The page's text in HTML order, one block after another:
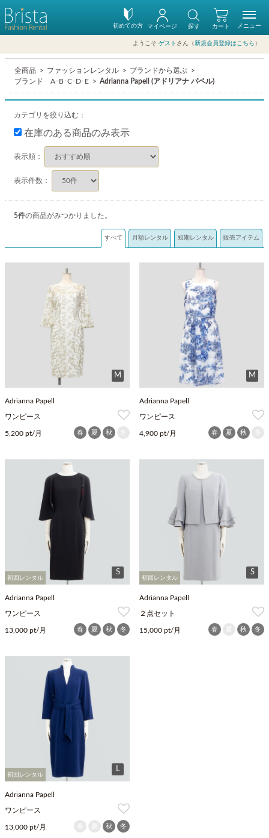
初めての方 カート
マイページ 探す
ようこそ ゲスト さん（新規会員登録はこちら ）
メニュー
全商品 ファッションレンタル
ブランドから選ぶ
ブランド A･B･C･D･E
Adrianna Papell (アドリアナ パペル)
カテゴリを絞り込む：
在庫のある商品のみ表示
表示順：
表示件数：
5件の商品がみつかりました。
すべて 月額レンタル 短期レンタル 販売アイテム
M
Adrianna Papell
ワンピース
5,200 pt/月 春 夏 秋
M
Adrianna Papell
ワンピース
4,900 pt/月 春 夏 秋
初回レンタル
S
Adrianna Papell
ワンピース
13,000 pt/月 春 夏 秋 冬
初回レンタル
S
Adrianna Papell
２点セット
15,000 pt/月 春 秋 冬
初回レンタル
L
Adrianna Papell
ワンピース
13,000 pt/月 秋 冬